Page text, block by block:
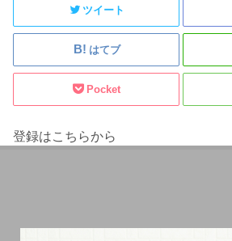
ツイート
はてブ
Pocket
登録はこちらから